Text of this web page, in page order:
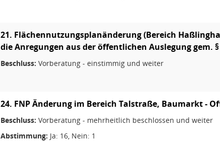
21. Flächennutzungsplanänderung (Bereich
die Anregungen aus der öffentlichen Auslegung gem.
Beschluss: Vorberatung - einstimmig und weiter
24. FNP Änderung im Bereich Talstraße, Baumarkt -
Beschluss: Vorberatung - mehrheitlich beschlossen und weiter
Abstimmung: Ja: 16, Nein: 1